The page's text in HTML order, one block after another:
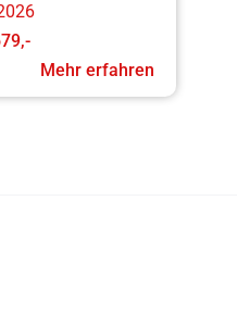
Mehr erfahren